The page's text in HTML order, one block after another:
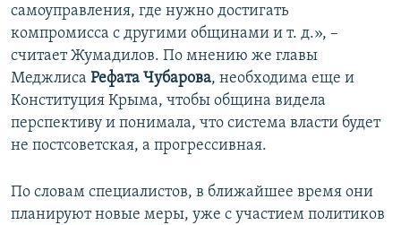
самоуправления, где нужно достигать
компромисса с другими общинами и т. д.», –
считает Жумадилов. По мнению же главы
Меджлиса Рефата Чубарова, необходима еще и
Конституция Крыма, чтобы община видела
перспективу и понимала, что система власти будет
не постсоветская, а прогрессивная.
По словам специалистов, в ближайшее время они
планируют новые меры, уже с участием политиков